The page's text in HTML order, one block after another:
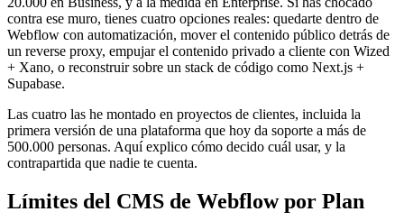
contra ese muro, tienes cuatro opciones reales: quedarte dentro de
Webflow con automatización, mover el contenido público detrás de
un reverse proxy, empujar el contenido privado a cliente con Wized
+ Xano, o reconstruir sobre un stack de código como Next.js +
Supabase.
Las cuatro las he montado en proyectos de clientes, incluida la
primera versión de una plataforma que hoy da soporte a más de
500.000 personas. Aquí explico cómo decido cuál usar, y la
contrapartida que nadie te cuenta.
Límites del CMS de Webflow por Plan